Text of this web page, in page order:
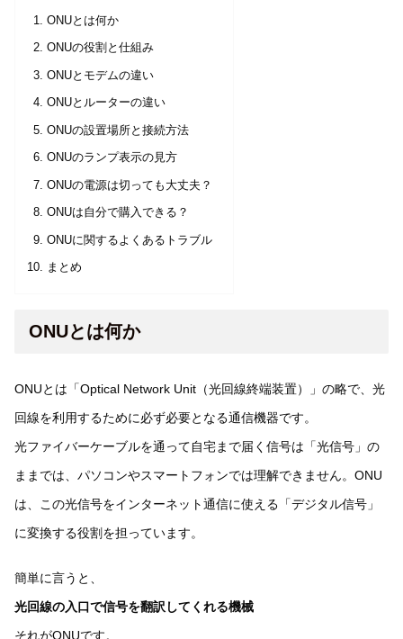
ONUとは何か
ONUの役割と仕組み
ONUとモデムの違い
ONUとルーターの違い
ONUの設置場所と接続方法
ONUのランプ表示の見方
ONUの電源は切っても大丈夫？
ONUは自分で購入できる？
ONUに関するよくあるトラブル
まとめ
ONUとは何か
ONUとは「Optical Network Unit（光回線終端装置）」の略で、光
回線を利用するために必ず必要となる通信機器です。
光ファイバーケーブルを通って自宅まで届く信号は「光信号」の
ままでは、パソコンやスマートフォンでは理解できません。ONU
は、この光信号をインターネット通信に使える「デジタル信号」
に変換する役割を担っています。
簡単に言うと、
光回線の入口で信号を翻訳してくれる機械
それがONUです。